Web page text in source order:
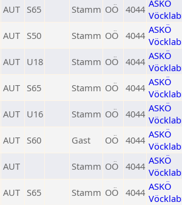
AUT S65 Stamm OÖ 4044 ASKÖ
AUT S50 Stamm OÖ 4044 ASKÖ
AUT U18 Stamm OÖ 4044 ASKÖ
AUT S65 Stamm OÖ 4044 ASKÖ
AUT U16 Stamm OÖ 4044 ASKÖ
AUT S60 Gast OÖ 4044 ASKÖ
AUT Stamm OÖ 4044 ASKÖ
AUT S65 Stamm OÖ 4044 ASKÖ